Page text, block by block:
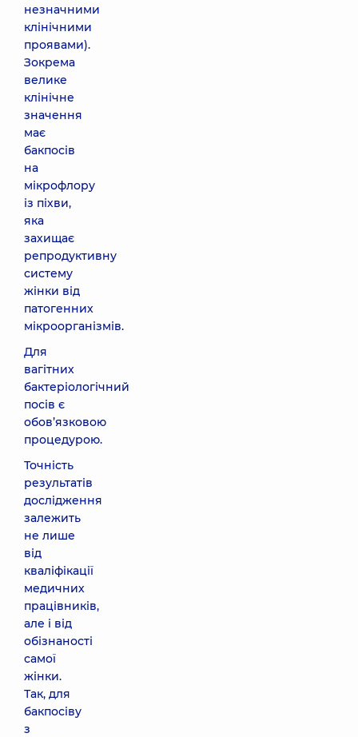
незначними
клінічними
проявами).
Зокрема
велике
клінічне
значення
має
бакпосів
на
мікрофлору
із піхви,
яка
захищає
репродуктивну
систему
жінки від
патогенних
мікроорганізмів.
Для
вагітних
бактеріологічний
посів є
обов’язковою
процедурою.
Точність
результатів
дослідження
залежить
не лише
від
кваліфікації
медичних
працівників,
але і від
обізнаності
самої
жінки.
Так, для
бакпосіву
з